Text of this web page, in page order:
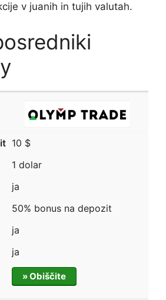
v juanih in tujih valutah.
10 $
1 dolar
ja
50% bonus na depozit
ja
ja
» Obiščite